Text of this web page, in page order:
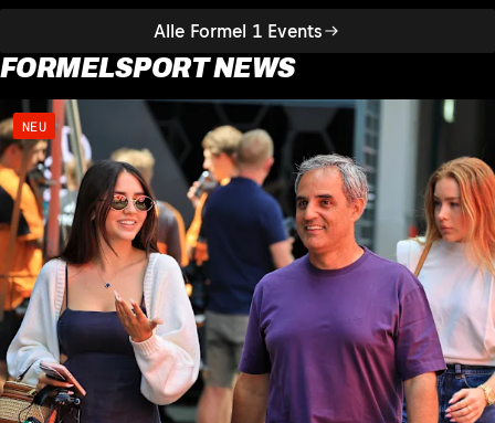
Alle Formel 1 Events
FORMELSPORT NEWS
NEU